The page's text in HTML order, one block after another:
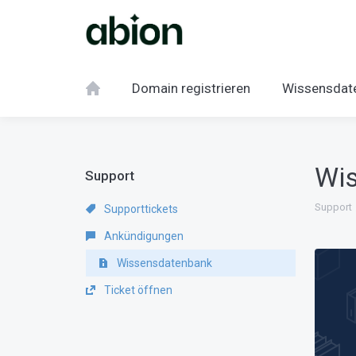
Domain registrieren
Support
Support
Supporttickets
Ankündigungen
Wissensdatenbank
Ticket öffnen